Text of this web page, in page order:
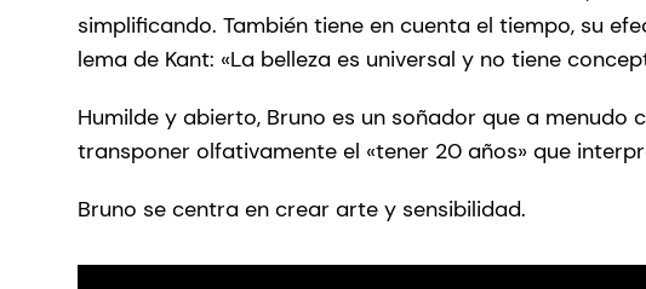
simplificando. También tiene en cuenta el tiempo, su
lema de Kant: «La belleza es universal y no tiene
Humilde y abierto, Bruno es un soñador que a
transponer olfativamente el «tener 20 años» que
Bruno se centra en crear arte y sensibilidad.